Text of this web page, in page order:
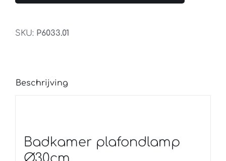
aantal
SKU: P6033.01
Beschrijving
Badkamer plafondlamp
Ø30cm